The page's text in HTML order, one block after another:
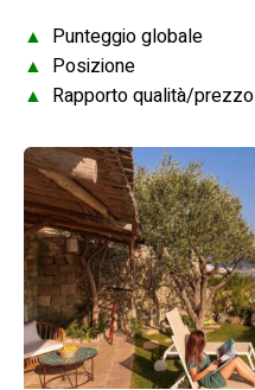
▲ Punteggio globale
▲ Posizione
▲ Rapporto qualità/prezzo